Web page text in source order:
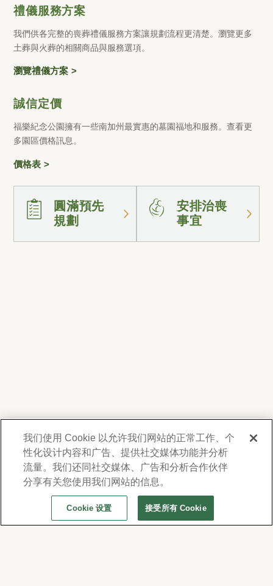
訪客資訊
禮儀服務方案
我們供各完整的喪葬禮儀服務方案讓規劃流程更清楚。瀏覽更多
土葬與火葬的相關商品與服務選項。
瀏覽禮儀方案
誠信定價
福樂紀念公園擁有一些南加州最實惠的墓園福地和服務。查看更
多園區價格訊息。
價格表
圓滿預先
規劃
安排治喪
事宜
我們尊重您的隱私。為了向您提供有關產品、服
務及活動之資訊，Forest Lawn 會蒐集並使用您
在此提供的聯絡資料，並得不時透過電子郵件、
電話或人工撥打之短信或簡訊與您聯繫。詳情請
參閱本公司的隱私權政策及使用條款。若要變更
通訊偏好設定，請至
我们使用 Cookie 以允许我们网站的正常工作、个
性化设计内容和广告、提供社交媒体功能并分析
流量。我们还同社交媒体、广告和分析合作伙伴
分享有关您使用我们网站的信息。
Cookie 设置 接受所有 Cookie